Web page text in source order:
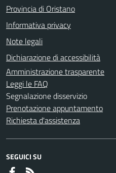
Provincia di Oristano
Informativa privacy
Note legali
Dichiarazione di accessibilità
Amministrazione trasparente
Leggi le FAQ
Segnalazione disservizio
Prenotazione appuntamento
Richiesta d'assistenza
SEGUICI SU